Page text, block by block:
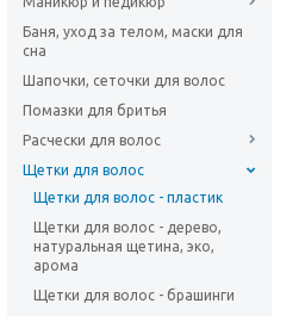
Баня, уход за телом, маски для
сна
Шапочки, сеточки для волос
Помазки для бритья
Расчески для волос
Щетки для волос
Щетки для волос - пластик
Щетки для волос - дерево,
натуральная щетина, эко,
арома
Щетки для волос - брашинги